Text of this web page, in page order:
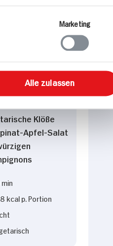
Marketing
Alle zulassen
Klöße
Apfel-Salat
kcal p. Portion